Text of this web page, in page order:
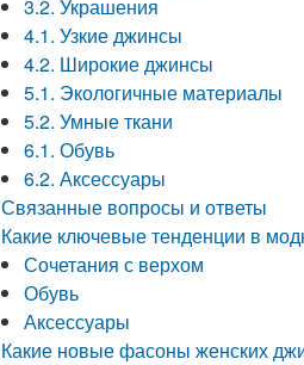
3.2. Украшения
4.1. Узкие джинсы
4.2. Широкие джинсы
5.1. Экологичные материалы
5.2. Умные ткани
6.1. Обувь
6.2. Аксессуары
Связанные вопросы и ответы
Какие ключевые тенденции в
Сочетания с верхом
Обувь
Аксессуары
Какие новые фасоны женских